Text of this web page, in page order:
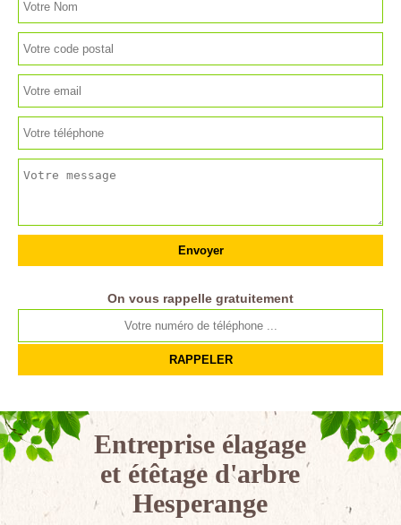
On vous rappelle gratuitement
Entreprise élagage
et étêtage d'arbre
Hesperange